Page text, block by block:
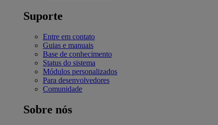
Suporte
Entre em contato
Guias e manuais
Base de conhecimento
Status do sistema
Módulos personalizados
Para desenvolvedores
Comunidade
Sobre nós